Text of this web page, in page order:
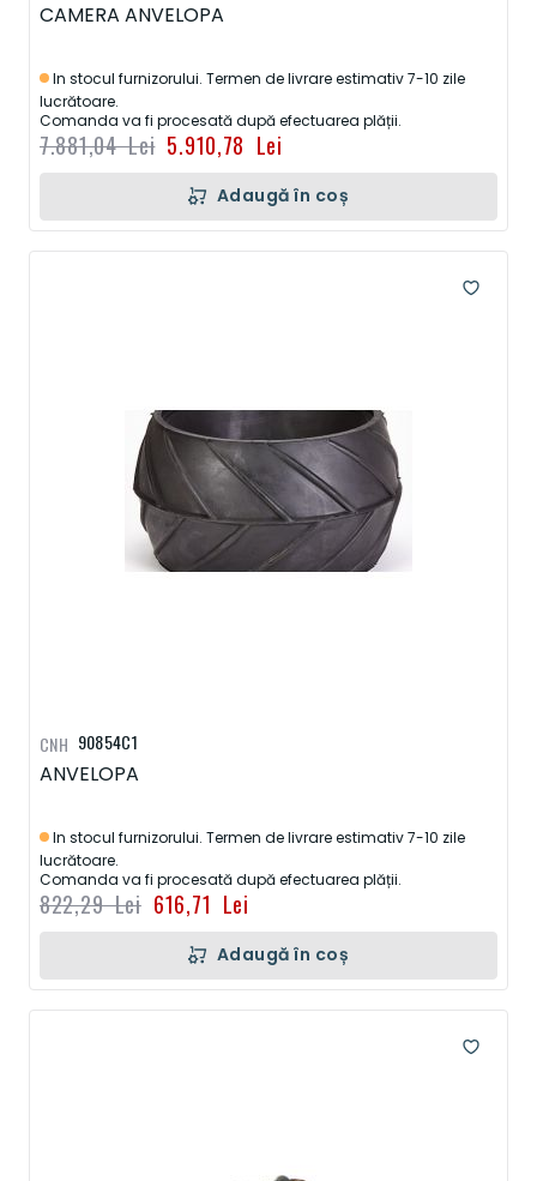
CAMERA ANVELOPA
In stocul furnizorului. Termen de livrare estimativ 7-10 zile
lucrătoare.
Comanda va fi procesată după efectuarea plății.
5.910,78 Lei
7.881,04 Lei
Adaugă în coș
90854C1
ANVELOPA
In stocul furnizorului. Termen de livrare estimativ 7-10 zile
lucrătoare.
Comanda va fi procesată după efectuarea plății.
616,71 Lei
822,29 Lei
CNH
Adaugă în coș